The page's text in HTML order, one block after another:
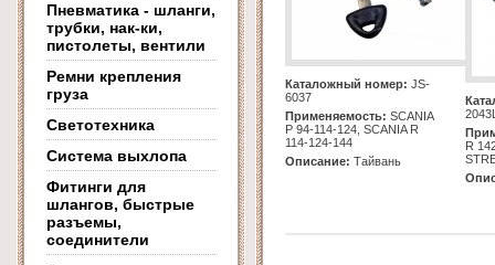
Пневматика - шланги,
трубки, нак-ки,
пистолеты, вентили
Ремни крепления
груза
Светотехника
Система выхлопа
Фитинги для
шлангов, быстрые
разъемы,
соединители
Каталожный номер: JS-
6037
Применяемость: SCANIA
Р 94-114-124, SCANIA R
114-124-144
Описание: Тайвань
R